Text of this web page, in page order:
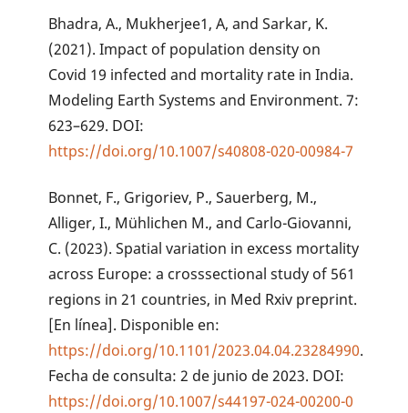
Bhadra, A., Mukherjee1, A, and Sarkar, K.
(2021). Impact of population density on
Covid 19 infected and mortality rate in India.
Modeling Earth Systems and Environment. 7:
623–629. DOI:
https://doi.org/10.1007/s40808-020-00984-7
Bonnet, F., Grigoriev, P., Sauerberg, M.,
Alliger, I., Mühlichen M., and Carlo-Giovanni,
C. (2023). Spatial variation in excess mortality
across Europe: a crosssectional study of 561
regions in 21 countries, in Med Rxiv preprint.
[En línea]. Disponible en:
https://doi.org/10.1101/2023.04.04.23284990.
Fecha de consulta: 2 de junio de 2023. DOI:
https://doi.org/10.1007/s44197-024-00200-0